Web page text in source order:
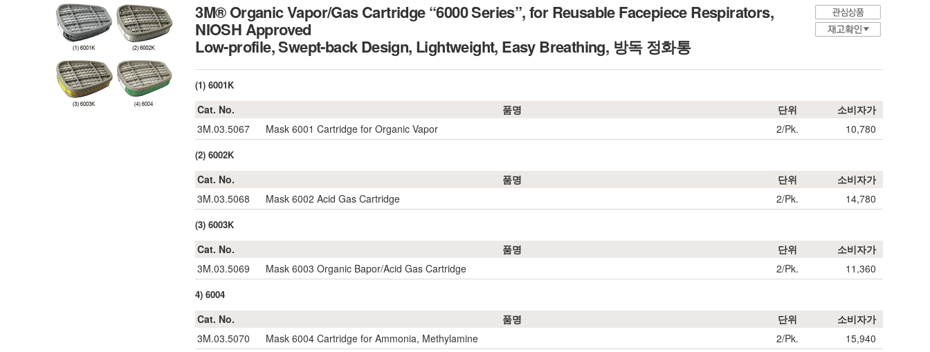
3M® Organic Vapor/Gas Cartridge “6000 Series”, for Reusable Facepiece Respirators,
NIOSH Approved
Low-profile, Swept-back Design, Lightweight, Easy Breathing, 방독 정화통
(1) 6001K
Cat. No. 품명 단위
소비자가
3M.03.5067
Mask 6001 Cartridge for Organic Vapor 2/Pk. 10,780
(2) 6002K
Cat. No. 품명 단위
소비자가
3M.03.5068
Mask 6002 Acid Gas Cartridge 2/Pk. 14,780
(3) 6003K
Cat. No. 품명 단위
소비자가
3M.03.5069
Mask 6003 Organic Bapor/Acid Gas Cartridge 2/Pk. 11,360
4) 6004
Cat. No. 품명 단위
소비자가
3M.03.5070
Mask 6004 Cartridge for Ammonia, Methylamine 2/Pk. 15,940